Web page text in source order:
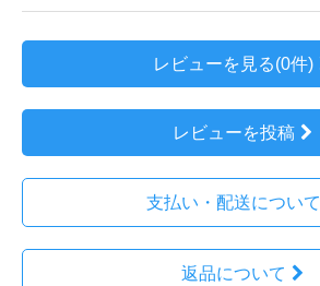
レビューを見る(0件)
レビューを投稿
支払い・配送について
返品について